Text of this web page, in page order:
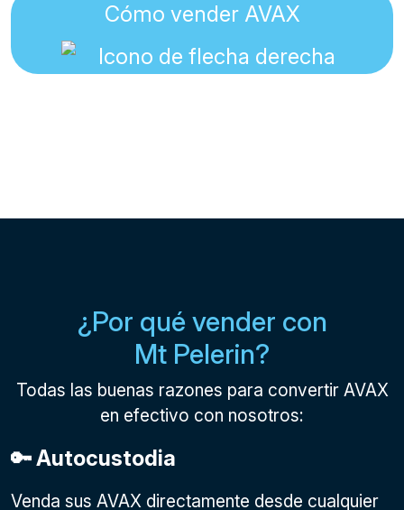
Cómo vender AVAX
¿Por qué vender con
Mt Pelerin?
Todas las buenas razones para convertir AVAX
en efectivo con nosotros:
🔑 Autocustodia
Venda sus AVAX directamente desde cualquier